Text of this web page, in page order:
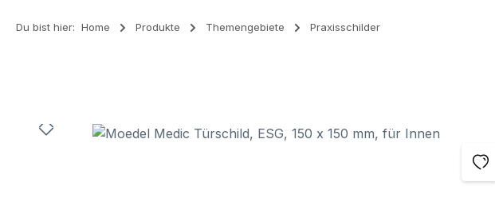
Du bist hier: Home Produkte Themengebiete Praxisschilder
Bildergalerie überspringen